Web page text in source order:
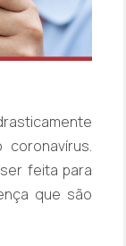
coronavírus.
feita para
que são